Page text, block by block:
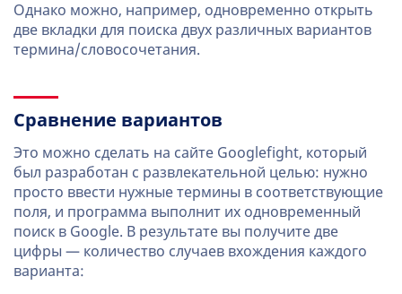
Однако можно, например, одновременно открыть
две вкладки для поиска двух различных вариантов
термина/словосочетания.
Сравнение вариантов
Это можно сделать на сайте Googlefight, который
был разработан с развлекательной целью: нужно
просто ввести нужные термины в соответствующие
поля, и программа выполнит их одновременный
поиск в Google. В результате вы получите две
цифры — количество случаев вхождения каждого
варианта: